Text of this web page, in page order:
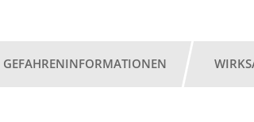
GEFAHRENINFORMATIONEN